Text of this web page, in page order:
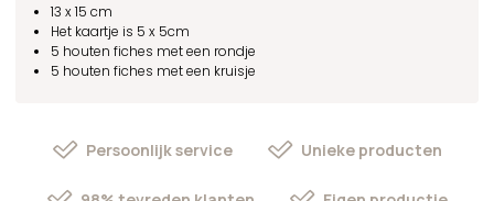
13 x 15 cm
Het kaartje is 5 x 5cm
5 houten fiches met een rondje
5 houten fiches met een kruisje
Persoonlijk service Unieke producten